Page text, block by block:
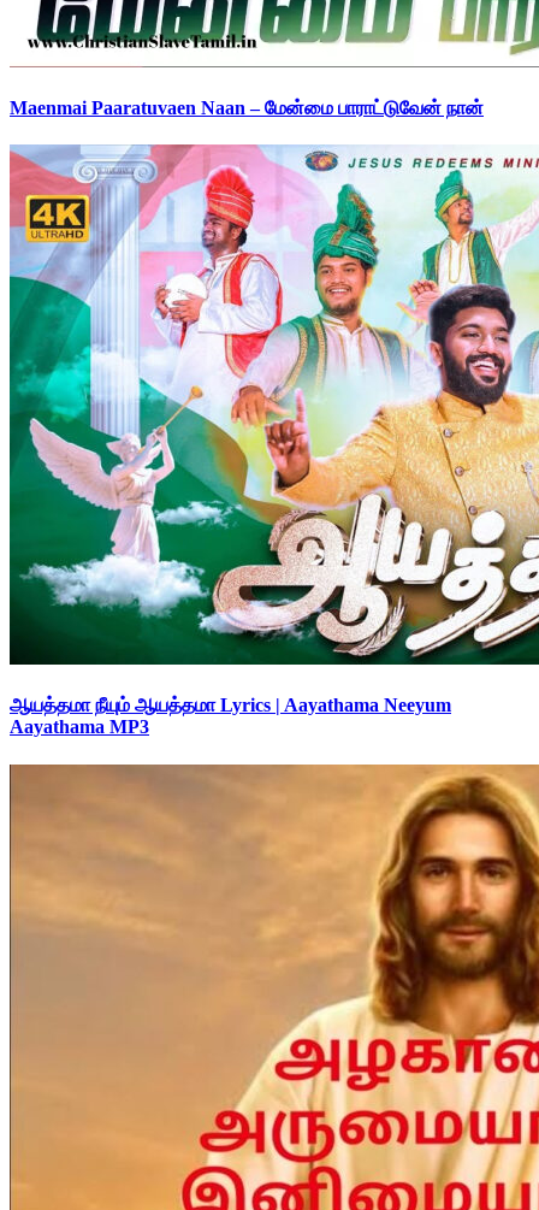
Maenmai Paaratuvaen Naan – மேன்மை பாராட்டுவேன் நான்
ஆயத்தமா நீயும் ஆயத்தமா Lyrics | Aayathama Neeyum
Aayathama MP3